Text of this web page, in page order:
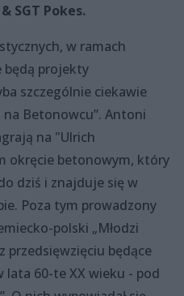
SGT Pokes.
w ramach
będą projekty
szczególnie ciekawie
na Betonowcu”. Antoni
na "Ulrich
okręcie betonowym, który
dziś i znajduje się w
Poza tym prowadzony
polski „Młodzi
przedsięwzięciu będące
lata 60-te XX wieku - pod